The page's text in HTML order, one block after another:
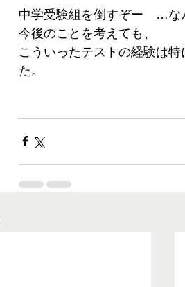
中学受験組を倒すぞー　…な
今後のことを考えても、
こういったテストの経験は
た。